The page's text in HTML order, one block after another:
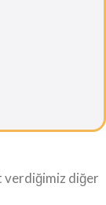
verdiğimiz diğer